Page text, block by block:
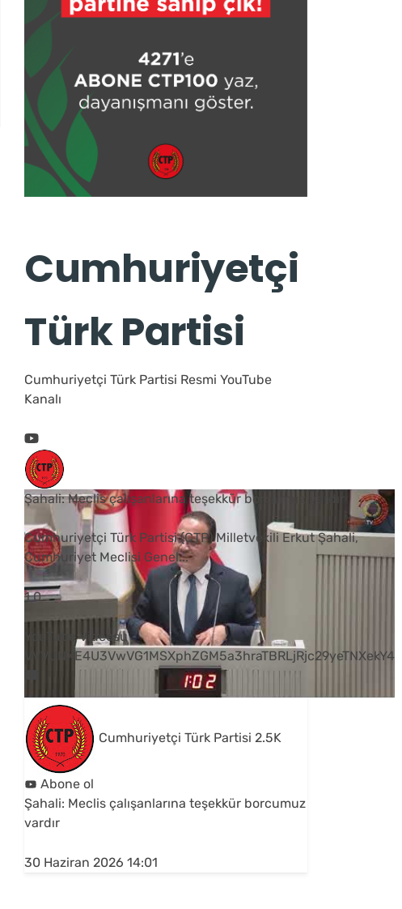
Cumhuriyetçi
Türk Partisi
Cumhuriyetçi Türk Partisi Resmi YouTube
Kanalı
Şahali: Meclis çalışanlarına teşekkür borcumuz vardır
Cumhuriyetçi Türk Partisi (CTP) Milletvekili Erkut Şahali,
Cumhuriyet Meclisi Genel...
1 0
YouTube Videosu
VVVUNXE4U3VwVG1MSXphZGM5a3hraTBRLjRjc29yeTNXekY4
Cumhuriyetçi Türk Partisi 2.5K
Abone ol
Şahali: Meclis çalışanlarına teşekkür borcumuz
vardır
30 Haziran 2026 14:01